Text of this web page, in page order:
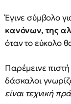
Έγινε σύμβολο
κανόνων, της
όταν το εύκολο
Παρέμεινε
δάσκαλοι
είναι τεχνική